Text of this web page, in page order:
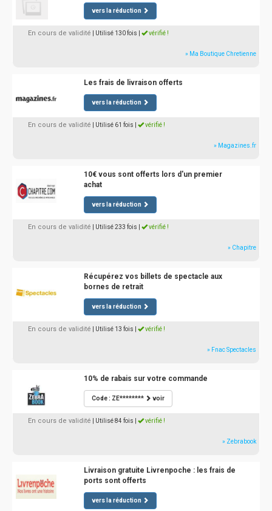
vers la réduction
En cours de validité | Utilisé 130 fois vérifié !
» Ma Boutique Chretienne
Les frais de livraison offerts
vers la réduction
En cours de validité | Utilisé 61 fois vérifié !
» Magazines.fr
10€ vous sont offerts lors d'un premier
achat
vers la réduction
En cours de validité | Utilisé 233 fois vérifié !
» Chapitre
Récupérez vos billets de spectacle aux
bornes de retrait
vers la réduction
En cours de validité | Utilisé 13 fois vérifié !
» Fnac Spectacles
10% de rabais sur votre commande
Code : ZE******** voir
En cours de validité | Utilisé 84 fois vérifié !
» Zebrabook
Livraison gratuite Livrenpoche : les frais de
ports sont offerts
vers la réduction